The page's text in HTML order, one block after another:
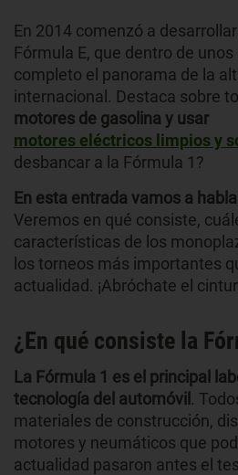
En 2014 comenzó a
Fórmula E, que dentro de
completo el panorama de la
internacional. Destaca sobre
motores de gasolina y usar
motores eléctricos limpios y
desbancar a la Fórmula 1?
En esta entrada vamos a
Veremos en qué consiste,
características de los
los torneos más importantes
actualidad. ¡Abróchate el
¿En qué consiste la
La Fórmula 1 es el principal
tecnología del automóvil .
materiales de construcción,
motores y neumáticos que
actualidad pasaron antes el